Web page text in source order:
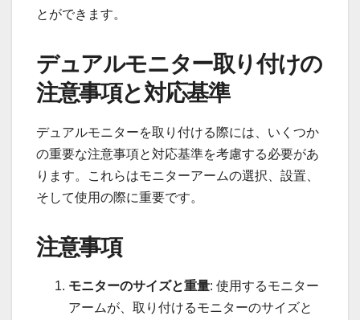
とができます。
デュアルモニター取り付けの
注意事項と対応基準
デュアルモニターを取り付ける際には、いくつか
の重要な注意事項と対応基準を考慮する必要があ
ります。これらはモニターアームの選択、設置、
そして使用の際に重要です。
注意事項
モニターのサイズと重量: 使用するモニター
アームが、取り付けるモニターのサイズと